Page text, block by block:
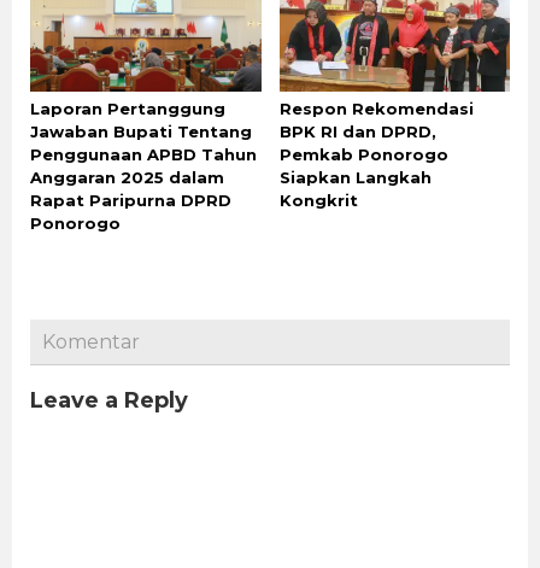
Laporan Pertanggung
Jawaban Bupati Tentang
Penggunaan APBD Tahun
Anggaran 2025 dalam
Rapat Paripurna DPRD
Ponorogo
Respon Rekomendasi
BPK RI dan DPRD,
Pemkab Ponorogo
Siapkan Langkah
Kongkrit
Komentar
Leave a Reply